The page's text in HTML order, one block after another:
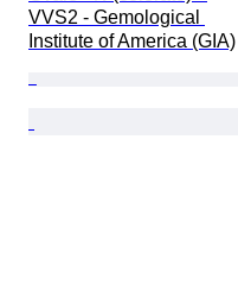
VVS2 - Gemological
Institute of America (GIA)